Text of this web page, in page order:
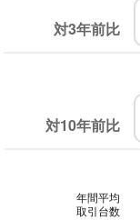
対3年前比
対10年前比
年間平均
取引台数